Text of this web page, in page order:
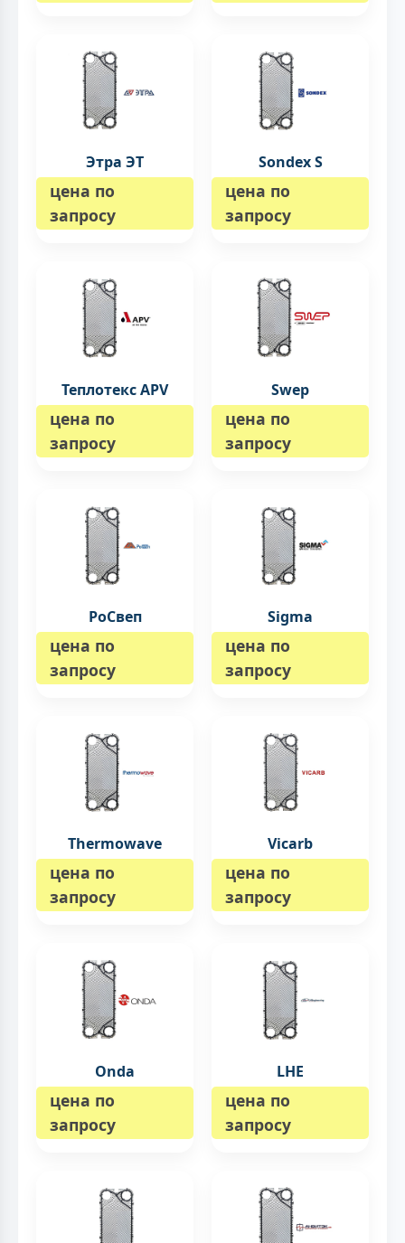
Этра ЭТ
цена по
запросу
Sondex S
цена по
запросу
Теплотекс APV
цена по
запросу
Swep
цена по
запросу
РоСвеп
цена по
запросу
Sigma
цена по
запросу
Thermowave
цена по
запросу
Vicarb
цена по
запросу
Onda
цена по
запросу
LHE
цена по
запросу